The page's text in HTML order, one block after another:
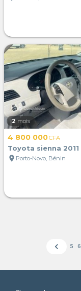
2 mois
4 800 000CFA
Toyota sienna 2011
location_on Porto-Novo, Bénin
chevron_left 5 6